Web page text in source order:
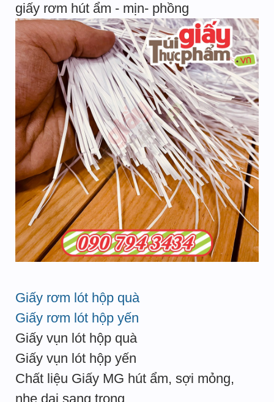
giấy rơm hút ẩm - mịn- phồng
Giấy rơm lót hộp quà
Giấy rơm lót hộp yến
Giấy vụn lót hộp quà
Giấy vụn lót hộp yến
Chất liệu Giấy MG hút ẩm, sợi mỏng,
nhẹ dai sang trọng